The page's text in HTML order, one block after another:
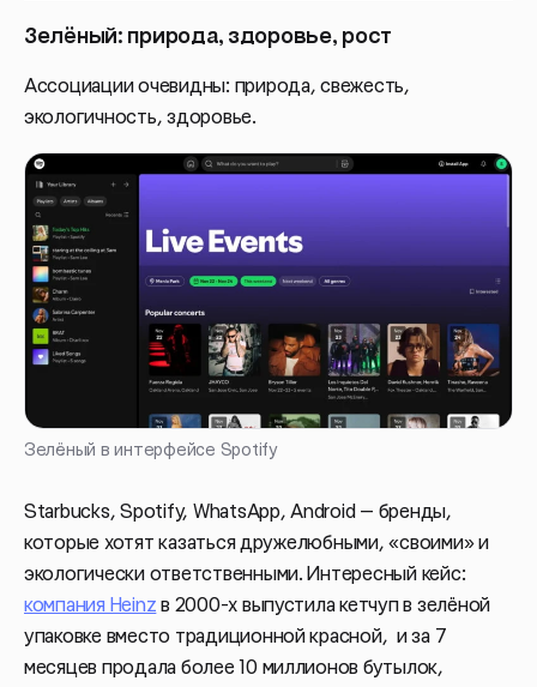
Зелёный: природа, здоровье, рост
Ассоциации очевидны: природа, свежесть,
экологичность, здоровье.
Зелёный в интерфейсе Spotify
Starbucks, Spotify, WhatsApp, Android — бренды,
которые хотят казаться дружелюбными, «своими» и
экологически ответственными. Интересный кейс:
компания Heinz в 2000-х выпустила кетчуп в зелёной
упаковке вместо традиционной красной, и за 7
месяцев продала более 10 миллионов бутылок,